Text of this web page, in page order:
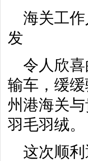
海关工
发
令人欣
输车，缓
州港海关
羽毛羽绒。
这次顺